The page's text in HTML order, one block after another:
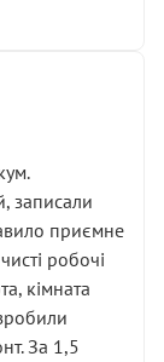
записали
приємне
робочі
кімната
За 1,5